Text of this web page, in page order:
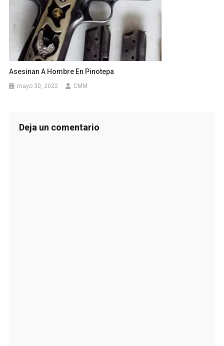
Asesinan A Hombre En Pinotepa
mayo 30, 2022 CMM
Deja un comentario